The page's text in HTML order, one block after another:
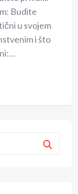
Budite
u svojem
i što